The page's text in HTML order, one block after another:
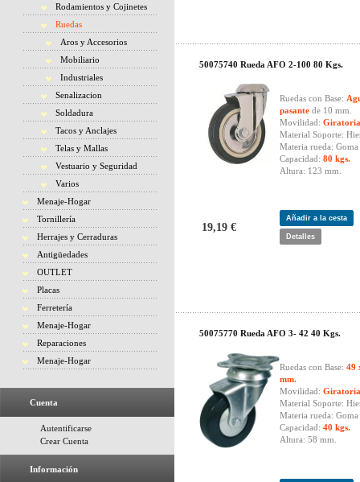
Rodamientos y Cojinetes
Ruedas
Aros y Accesorios
Mobiliario
Industriales
Senalizacion
Soldadura
Tacos y Anclajes
Telas y Mallas
Vestuario y Seguridad
Varios
Menaje-Hogar
Tornillería
Herrajes y Cerraduras
Antigüedades
OUTLET
Placas
Ferretería
Menaje-Hogar
Reparaciones
Menaje-Hogar
Cuenta
Autentificarse
Crear Cuenta
Información
50075740 Rueda AFO 2-100 80 Kgs.
Ruedas con Base:
pasante de 10 mm.
Movilidad: Giratoria
Material Soporte:
Materia rueda: Goma
Capacidad: 80 kgs.
Altura: 123 mm.
19,19 €
Añadir a la cesta
Detalles
50075770 Rueda AFO 3- 42 40 Kgs.
Ruedas con Base: 49
mm.
Movilidad: Giratoria
Material Soporte:
Materia rueda: Goma
Capacidad: 40 kgs.
Altura: 58 mm.